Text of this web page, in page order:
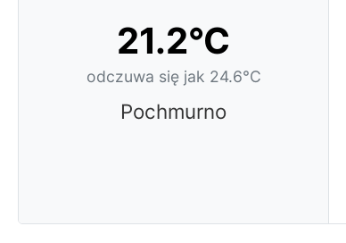
21.2°C
odczuwa się jak 24.6°C
Pochmurno